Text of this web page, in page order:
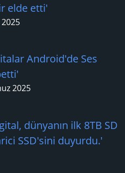
elde etti'
Android'de Ses
2025
dünyanın ilk 8TB SD
SSD'sini duyurdu.'